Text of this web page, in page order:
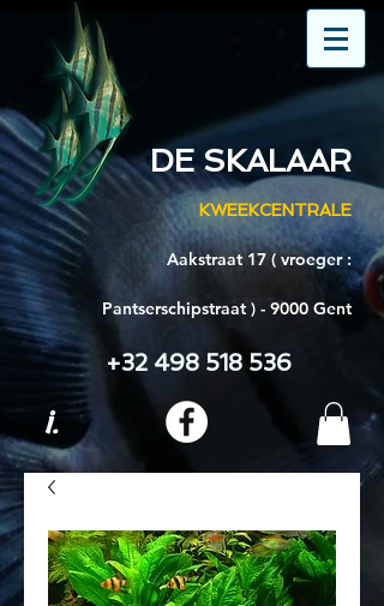
DE SKALAAR
KWEEKCENTRALE
Aakstraat 17 ( vroeger :
Pantserschipstraat ) - 9000 Gent
+32 498 518 536
i.